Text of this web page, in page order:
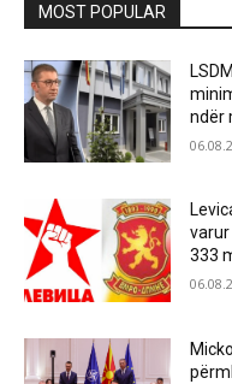
MOST POPULAR
ndër
333